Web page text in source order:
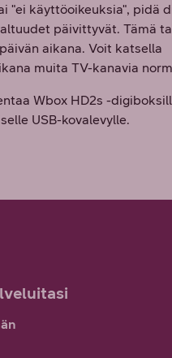
"ei käyttöoikeuksia", pidä
päivittyvät. Tämä
aikana. Voit katsella
muita TV-kanavia
Wbox HD2s -
USB-kovalevylle.